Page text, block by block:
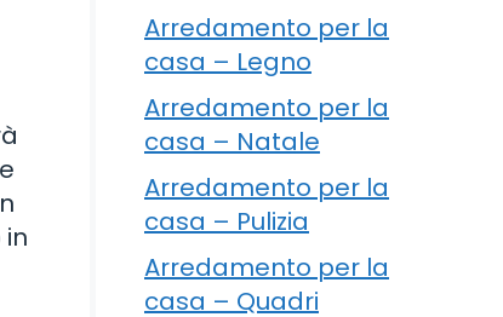
Arredamento per la
casa – Legno
Arredamento per la
casa – Natale
Arredamento per la
casa – Pulizia
Arredamento per la
casa – Quadri